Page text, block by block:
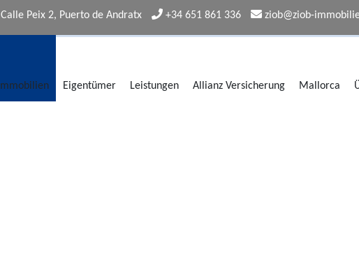
Calle Peix 2, Puerto de Andratx +34 651 861 336 ziob@ziob-
Immobilien Eigentümer Leistungen Allianz Versicherung Mallorca